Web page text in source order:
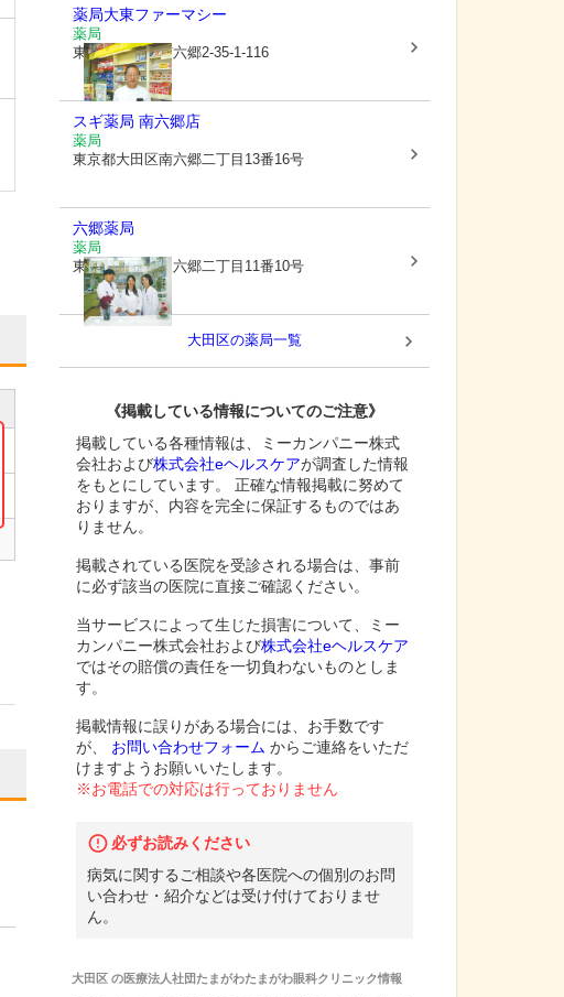
薬局大東ファーマシー
薬局
東京都大田区南六郷2-35-1-116
スギ薬局 南六郷店
薬局
東京都大田区南六郷二丁目13番16号
六郷薬局
薬局
東京都大田区東六郷二丁目11番10号
大田区の薬局一覧
《掲載している情報についてのご注意》
掲載している各種情報は、ミーカンパニー株式
会社および株式会社eヘルスケアが調査した情報
をもとにしています。 正確な情報掲載に努めて
おりますが、内容を完全に保証するものではあ
りません。
掲載されている医院を受診される場合は、事前
に必ず該当の医院に直接ご確認ください。
当サービスによって生じた損害について、ミー
カンパニー株式会社および株式会社eヘルスケア
ではその賠償の責任を一切負わないものとしま
す。
掲載情報に誤りがある場合には、お手数です
が、
お問い合わせフォーム からご連絡をいただ
けますようお願いいたします。
※お電話での対応は行っておりません
必ずお読みください
病気に関するご相談や各医院への個別のお問
い合わせ・紹介などは受け付けておりませ
ん。
大田区の医療法人社団たまがわたまがわ眼科クリニック情報